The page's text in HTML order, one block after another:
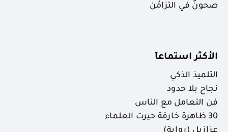
صحونٌ في التزامُن
الأكثر استماعاَ
التلميذ الذكي
نجاح بلا حدود
فن التعامل مع الناس
30 ظاهرة خارقة حيرت العلماء